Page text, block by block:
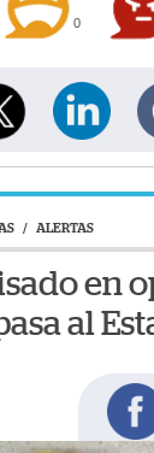
0
/ ALERTAS
en
al